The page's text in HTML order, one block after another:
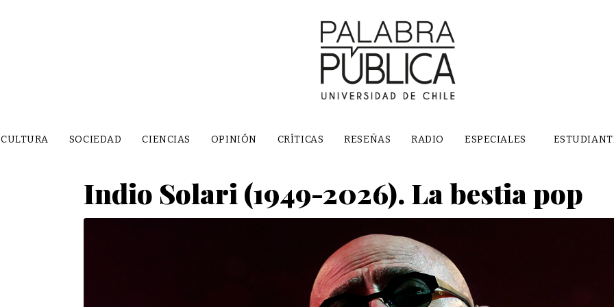
CULTURA SOCIEDAD CIENCIAS OPINIÓN CRÍTICAS RESEÑAS RADIO ESPECIALES
Indio Solari (1949-2026). La bestia pop